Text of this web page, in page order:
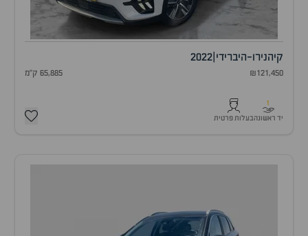
קיהנירו-היברידי 2022
₪121,450 65,885 ק"מ
1
יד ראשונהבעלות פרטית